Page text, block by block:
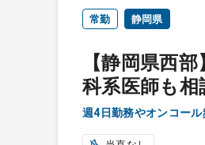
常勤 静岡県
【静岡県西
科系医師も相
週4日勤務やオンコー